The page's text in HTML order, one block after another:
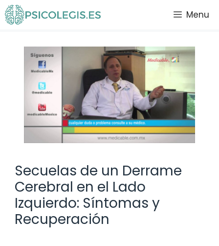
Saltar
al
Menu
Secuelas de un Derrame
Cerebral en el Lado
Izquierdo: Síntomas y
Recuperación